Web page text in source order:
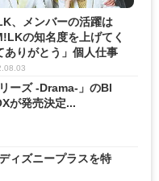
、メンバーの活躍は
の知名度を上げてく
ありがとう」個人仕事
ーズ -Drama-」のBl
が発売決定...
ィズニープラスを特